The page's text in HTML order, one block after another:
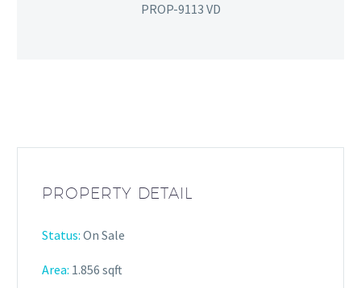
PROP-9113 VD
PROPERTY DETAIL
Status: On Sale
Area: 1.856 sqft